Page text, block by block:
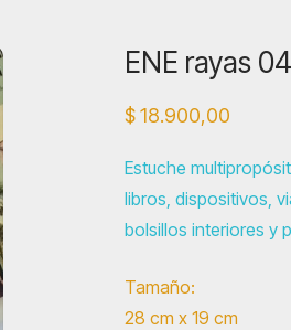
ENE rayas 04
$18.900,00
Estuche
libros, dispositivos,
bolsillos interiores y
Tamaño:
28 cm x 19 cm